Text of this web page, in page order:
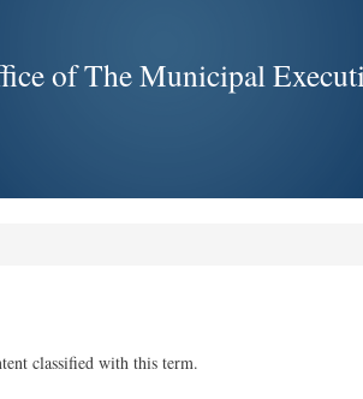
content
of The Municipal
classified with this term.